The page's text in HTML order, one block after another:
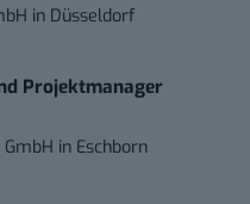
in Düsseldorf
Projektmanager
in Eschborn